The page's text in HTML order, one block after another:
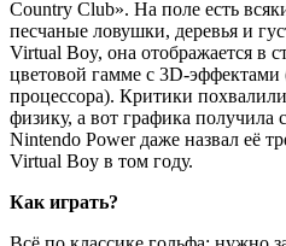
Country Club». На поле есть
песчаные ловушки, деревья и
Virtual Boy, она отображается в
цветовой гамме с 3D-эффектами
процессора). Критики
физику, а вот графика
Nintendo Power даже назвал её
Virtual Boy в том году.
Как играть?